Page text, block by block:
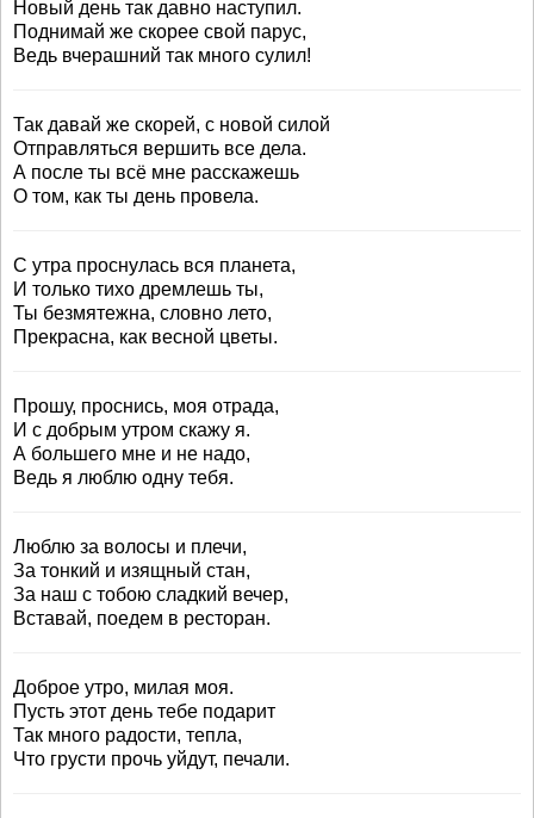
Новый день так давно наступил.
Поднимай же скорее свой парус,
Ведь вчерашний так много сулил!
Так давай же скорей, с новой силой
Отправляться вершить все дела.
А после ты всё мне расскажешь
О том, как ты день провела.
С утра проснулась вся планета,
И только тихо дремлешь ты,
Ты безмятежна, словно лето,
Прекрасна, как весной цветы.
Прошу, проснись, моя отрада,
И с добрым утром скажу я.
А большего мне и не надо,
Ведь я люблю одну тебя.
Люблю за волосы и плечи,
За тонкий и изящный стан,
За наш с тобою сладкий вечер,
Вставай, поедем в ресторан.
Доброе утро, милая моя.
Пусть этот день тебе подарит
Так много радости, тепла,
Что грусти прочь уйдут, печали.